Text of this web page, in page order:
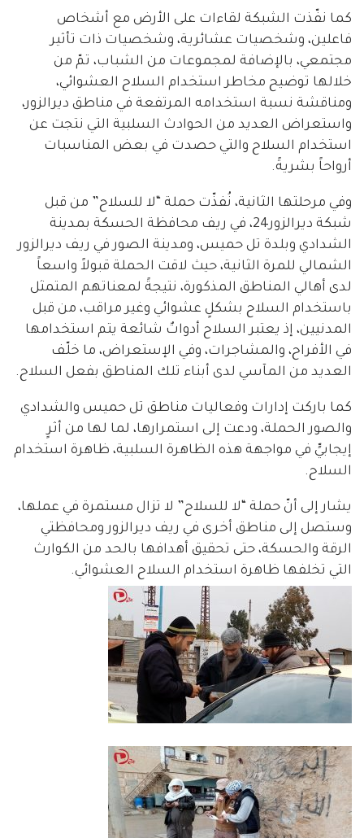
كما نفّذت الشبكة لقاءات على الأرض مع أشخاص
فاعلين، وشخصيات عشائرية، وشخصيات ذات تأثير
مجتمعي، بالإضافة لمجموعات من الشباب، تمّ من
خلالها توضيح مخاطر استخدام السلاح العشوائي،
ومناقشة نسبة استخدامه المرتفعة في مناطق ديرالزور،
واستعراض العديد من الحوادث السلبية التي نتجت عن
استخدام السلاح والتي حصدت في بعض المناسبات
أرواحاً بشريةً.
وفي مرحلتها الثانية، نُفذّت حملة “لا للسلاح” من قبل
شبكة ديرالزور24، في ريف محافظة الحسكة بمدينة
الشدادي وبلدة تل حميس، ومدينة الصور في ريف ديرالزور
الشمالي للمرة الثانية، حيث لاقت الحملة قبولاً واسعاً
لدى أهالي المناطق المذكورة، نتيجةً لمعناتهم المتمثل
باستخدام السلاح بشكلٍ عشوائي وغير مراقب، من قبل
المدنيين، إذ يعتبر السلاح أدواتٌ شائعة يتم استخدامها
في الأفراح، والمشاجرات، وفي الإستعراض، ما خلّف
العديد من المآسي لدى أبناء تلك المناطق بفعل السلاح.
كما باركت إدارات وفعاليات مناطق تل حميس والشدادي
والصور الحملة، ودعت إلى استمرارها، لما لها من أثرٍ
إيجابيٍّ في مواجهة هذه الظاهرة السلبية، ظاهرة استخدام
السلاح.
يشار إلى أنّ حملة “لا للسلاح” لا تزال مستمرة في عملها،
وستصل إلى مناطق أخرى في ريف ديرالزور ومحافظتي
الرقة والحسكة، حتى تحقيق أهدافها بالحد من الكوارث
التي تخلفها ظاهرة استخدام السلاح العشوائي.